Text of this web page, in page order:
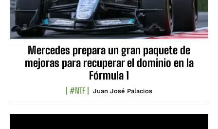
Mercedes prepara un gran paquete de
mejoras para recuperar el dominio en la
Fórmula 1
#NTF Juan José Palacios